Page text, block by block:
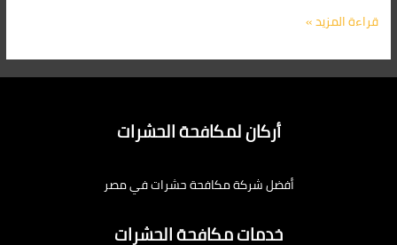
قراءة المزيد »
أركان لمكافحة الحشرات
أفضل شركة مكافحة حشرات في مصر
خدمات مكافحة الحشرات